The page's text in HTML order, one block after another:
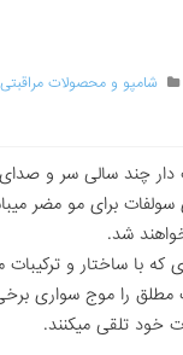
شامپو و محصولات
چند سالی سر و
برای مو مضر
شد.
که با ساختار و
را موج سواری برخی
خود تلقی میکنند.